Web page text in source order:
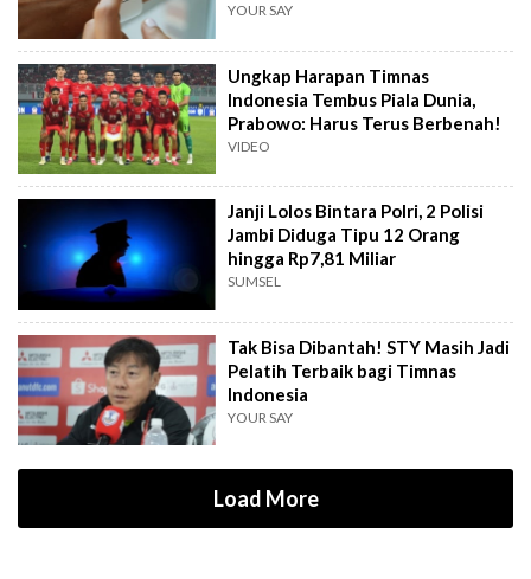
YOUR SAY
Ungkap Harapan Timnas
Indonesia Tembus Piala Dunia,
Prabowo: Harus Terus Berbenah!
VIDEO
Janji Lolos Bintara Polri, 2 Polisi
Jambi Diduga Tipu 12 Orang
hingga Rp7,81 Miliar
SUMSEL
Tak Bisa Dibantah! STY Masih Jadi
Pelatih Terbaik bagi Timnas
Indonesia
YOUR SAY
Load More